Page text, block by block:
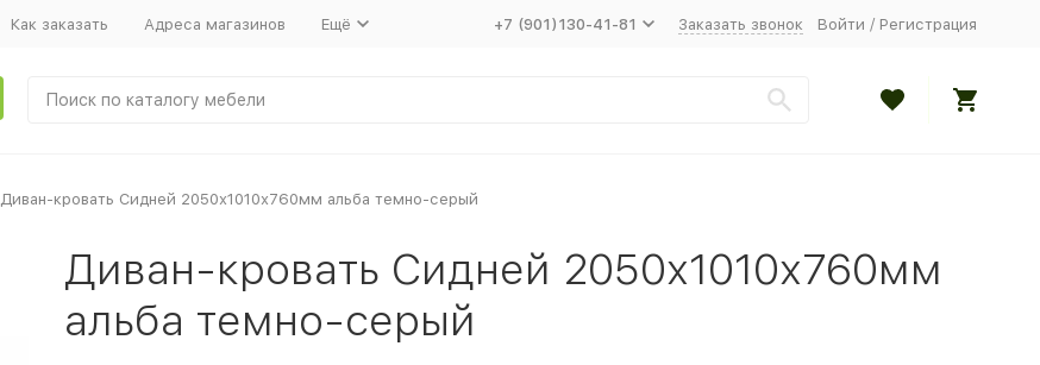
Как заказать Адреса магазинов Ещё +7 (901)130-41-81 Заказать звонок Войти / Регистрация
Диван-кровать Сидней 2050х1010х760мм альба темно-серый
Диван-кровать Сидней 2050х1010х760мм
альба темно-серый